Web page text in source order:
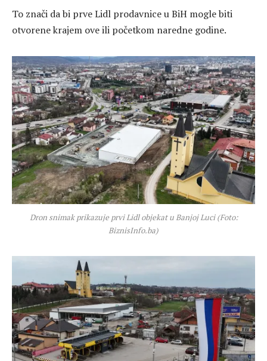
To znači da bi prve Lidl prodavnice u BiH mogle biti
otvorene krajem ove ili početkom naredne godine.
Dron snimak prikazuje prvi Lidl objekat u Banjoj Luci (Foto:
BiznisInfo.ba)